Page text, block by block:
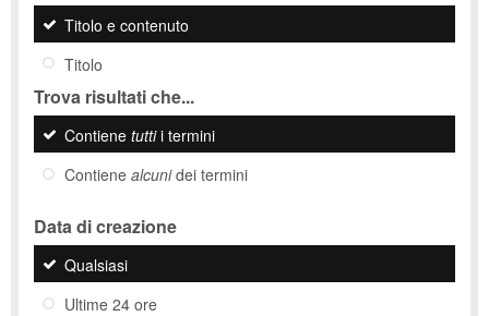
Titolo e contenuto
Titolo
Trova risultati che...
Contiene tuttii termini
Contiene alcunidei termini
Data di creazione
Qualsiasi
Ultime 24 ore